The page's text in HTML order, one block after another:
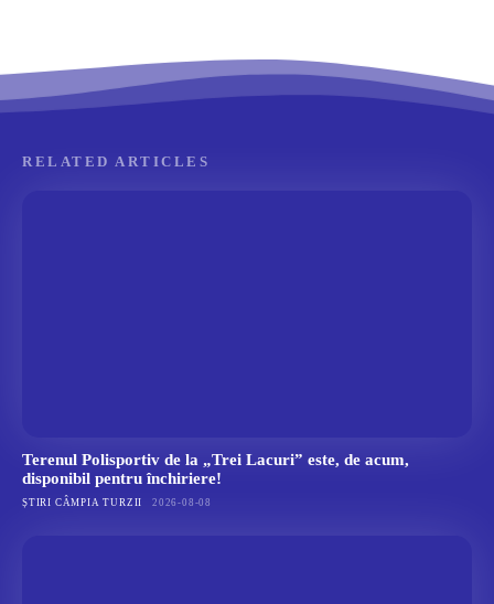
RELATED ARTICLES
Terenul Polisportiv de la „Trei Lacuri” este, de acum,
disponibil pentru închiriere!
ȘTIRI CÂMPIA TURZII 2026-08-08